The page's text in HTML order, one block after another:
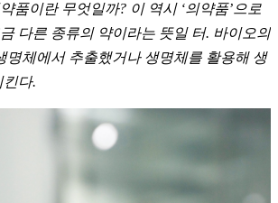
품이란 무엇일까? 이 역시 ‘의약품’으로
다른 종류의 약이라는 뜻일 터. 바이오의
명체에서 추출했거나 생명체를 활용해 생
다.